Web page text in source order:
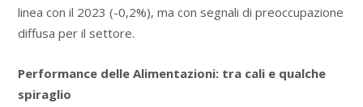
linea con il 2023 (-0,2%), ma con segnali di preoccupazione
diffusa per il settore.
Performance delle Alimentazioni: tra cali e qualche
spiraglio